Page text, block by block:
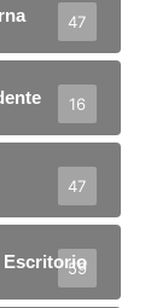
47
16
47
Escritorio
59